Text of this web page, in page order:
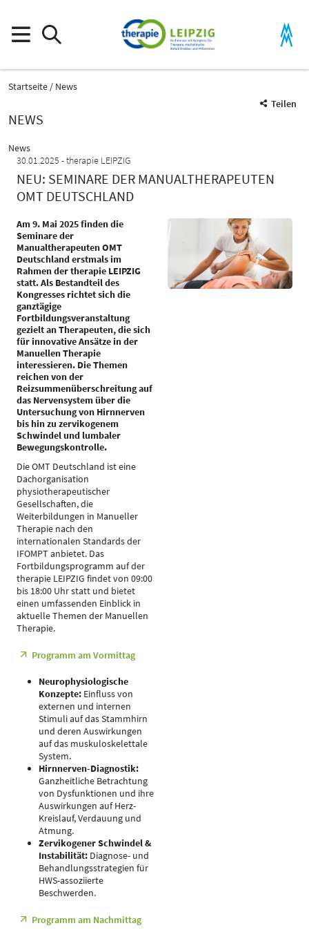
Startseite
News
Teilen
NEWS
News
30.01.2025
therapie LEIPZIG
NEU: SEMINARE DER MANUALTHERAPEUTEN
OMT DEUTSCHLAND
Am 9. Mai 2025 finden die
Seminare der
Manualtherapeuten OMT
Deutschland erstmals im
Rahmen der therapie LEIPZIG
statt. Als Bestandteil des
Kongresses richtet sich die
ganztägige
Fortbildungsveranstaltung
gezielt an Therapeuten, die sich
für innovative Ansätze in der
Manuellen Therapie
interessieren. Die Themen
reichen von der
Reizsummenüberschreitung auf
das Nervensystem über die
Untersuchung von Hirnnerven
bis hin zu zervikogenem
Schwindel und lumbaler
Bewegungskontrolle.
Die OMT Deutschland ist eine
Dachorganisation
physiotherapeutischer
Gesellschaften, die
Weiterbildungen in Manueller
Therapie nach den
internationalen Standards der
IFOMPT anbietet. Das
Fortbildungsprogramm auf der
therapie LEIPZIG findet von 09:00
bis 18:00 Uhr statt und bietet
einen umfassenden Einblick in
aktuelle Themen der Manuellen
Therapie.
Programm am Vormittag
Neurophysiologische
Konzepte: Einfluss von
externen und internen
Stimuli auf das Stammhirn
und deren Auswirkungen
auf das muskuloskelettale
System.
Hirnnerven-Diagnostik:
Ganzheitliche Betrachtung
von Dysfunktionen und ihre
Auswirkungen auf Herz-
Kreislauf, Verdauung und
Atmung.
Zervikogener Schwindel &
Instabilität: Diagnose- und
Behandlungsstrategien für
HWS-assoziierte
Beschwerden.
Programm am Nachmittag